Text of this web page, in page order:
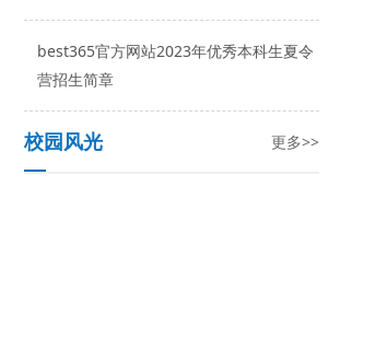
best365官方网站2023年优秀本科生夏令
营招生简章
校园风光 更多>>